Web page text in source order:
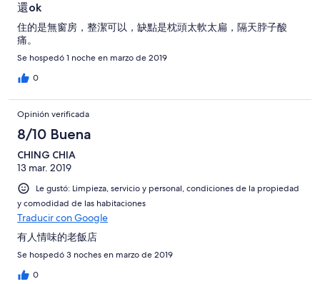
還ok
住的是無窗房，整潔可以，缺點是枕頭太軟太扁，隔天脖子酸
痛。
Se hospedó 1 noche en marzo de 2019
0
Opinión verificada
8/10 Buena
CHING CHIA
13 mar. 2019
Le gustó: Limpieza, servicio y personal, condiciones de la propiedad
y comodidad de las habitaciones
Traducir con Google
有人情味的老飯店
Se hospedó 3 noches en marzo de 2019
0